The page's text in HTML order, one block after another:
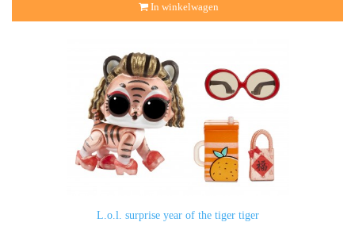
In winkelwagen
L.o.l. surprise year of the tiger tiger